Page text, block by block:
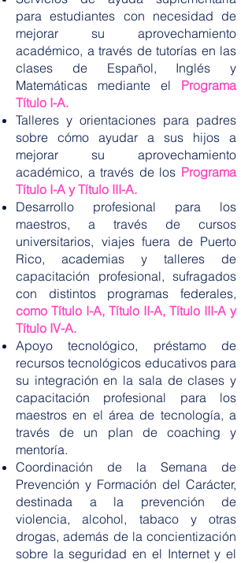
para estudiantes con necesidad de
mejorar su aprovechamiento
académico, a través de tutorías en las
clases de Español, Inglés y
Matemáticas mediante el Programa
Título I-A.
Talleres y orientaciones para padres
sobre cómo ayudar a sus hijos a
mejorar su aprovechamiento
académico, a través de los Programa
Título I-A y Título III-A.
Desarrollo profesional para los
maestros, a través de cursos
universitarios, viajes fuera de Puerto
Rico, academias y talleres de
capacitación profesional, sufragados
con distintos programas federales,
como Título I-A, Título II-A, Título III-A y
Título IV-A.
Apoyo tecnológico, préstamo de
recursos tecnológicos educativos para
su integración en la sala de clases y
capacitación profesional para los
maestros en el área de tecnología, a
través de un plan de coaching y
mentoría.
Coordinación de la Semana de
Prevención y Formación del Carácter,
destinada a la prevención de
violencia, alcohol, tabaco y otras
drogas, además de la concientización
sobre la seguridad en el Internet y el